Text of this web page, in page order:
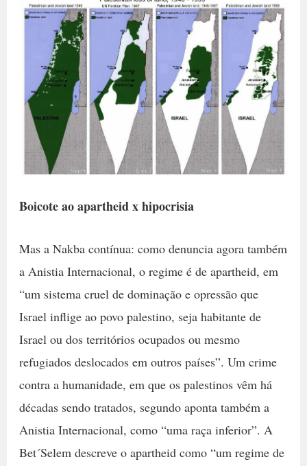
Boicote ao apartheid x hipocrisia
Mas a Nakba contínua: como denuncia agora também
a Anistia Internacional, o regime é de apartheid, em
“um sistema cruel de dominação e opressão que
Israel inflige ao povo palestino, seja habitante de
Israel ou dos territórios ocupados ou mesmo
refugiados deslocados em outros países”. Um crime
contra a humanidade, em que os palestinos vêm há
décadas sendo tratados, segundo aponta também a
Anistia Internacional, como “uma raça inferior”. A
Bet´Selem descreve o apartheid como “um regime de